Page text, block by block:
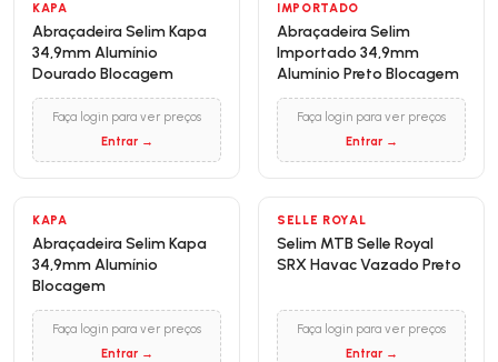
KAPA
Abraçadeira Selim Kapa
34,9mm Alumínio
Dourado Blocagem
Faça login para ver preços
Entrar →
IMPORTADO
Abraçadeira Selim
Importado 34,9mm
Alumínio Preto Blocagem
Faça login para ver preços
Entrar →
KAPA
Abraçadeira Selim Kapa
34,9mm Alumínio
Blocagem
Faça login para ver preços
Entrar →
SELLE ROYAL
Selim MTB Selle Royal
SRX Havac Vazado Preto
Faça login para ver preços
Entrar →